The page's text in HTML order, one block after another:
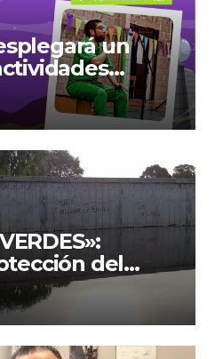
un
disfrutar en
de semana
del
de Punta Lara
de parálisis
político